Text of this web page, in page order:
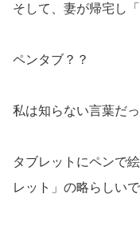
そして、妻が帰宅し
ペンタブ？？
私は知らない言葉だ
タブレットにペンで
レット」の略らしいで